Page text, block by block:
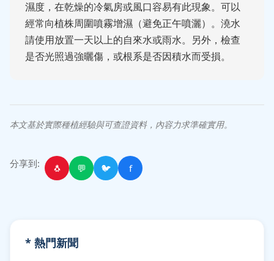
濕度，在乾燥的冷氣房或風口容易有此現象。可以
經常向植株周圍噴霧增濕（避免正午噴灑）。澆水
請使用放置一天以上的自來水或雨水。另外，檢查
是否光照過強曬傷，或根系是否因積水而受損。
本文基於實際種植經驗與可查證資料，內容力求準確實用。
分享到: 🐧 💬 🐦 f
* 熱門新聞